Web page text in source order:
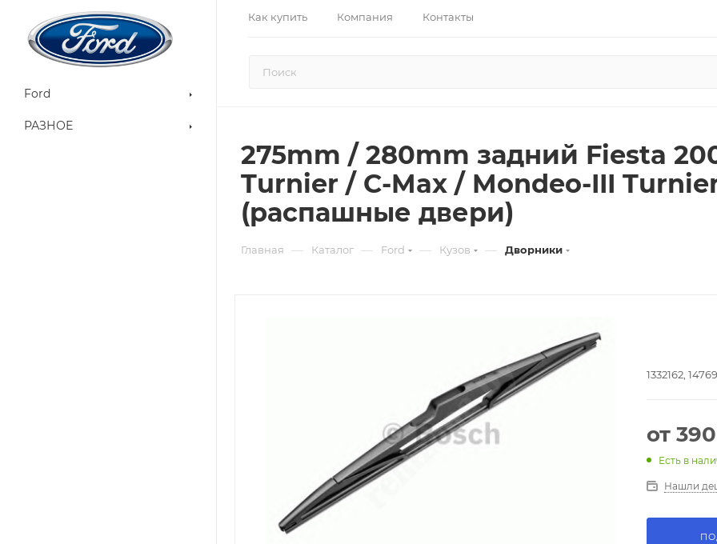
Как купить Компания Контакты
Ford
РАЗНОЕ
275mm / 280mm задний Fiesta
Turnier / C-Max / Mondeo-III
(распашные двери)
Главная — Каталог — Ford — Кузов — Дворники
1332162,
от
Есть в
Нашли